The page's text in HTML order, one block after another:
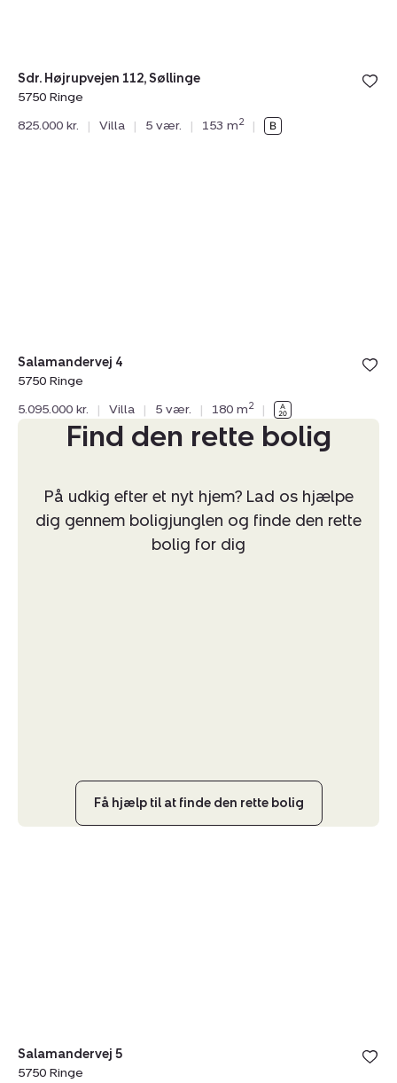
Sdr. Højrupvejen 112, Søllinge
5750 Ringe
825.000 kr.
| Villa | 5 vær. | 153 m2 |
Salamandervej 4
5750 Ringe
5.095.000 kr.
| Villa | 5 vær. | 180 m2 |
Find den rette bolig
På udkig efter et nyt hjem? Lad os hjælpe
dig gennem boligjunglen og finde den rette
bolig for dig
Få hjælp til at finde den rette bolig
Salamandervej 5
5750 Ringe